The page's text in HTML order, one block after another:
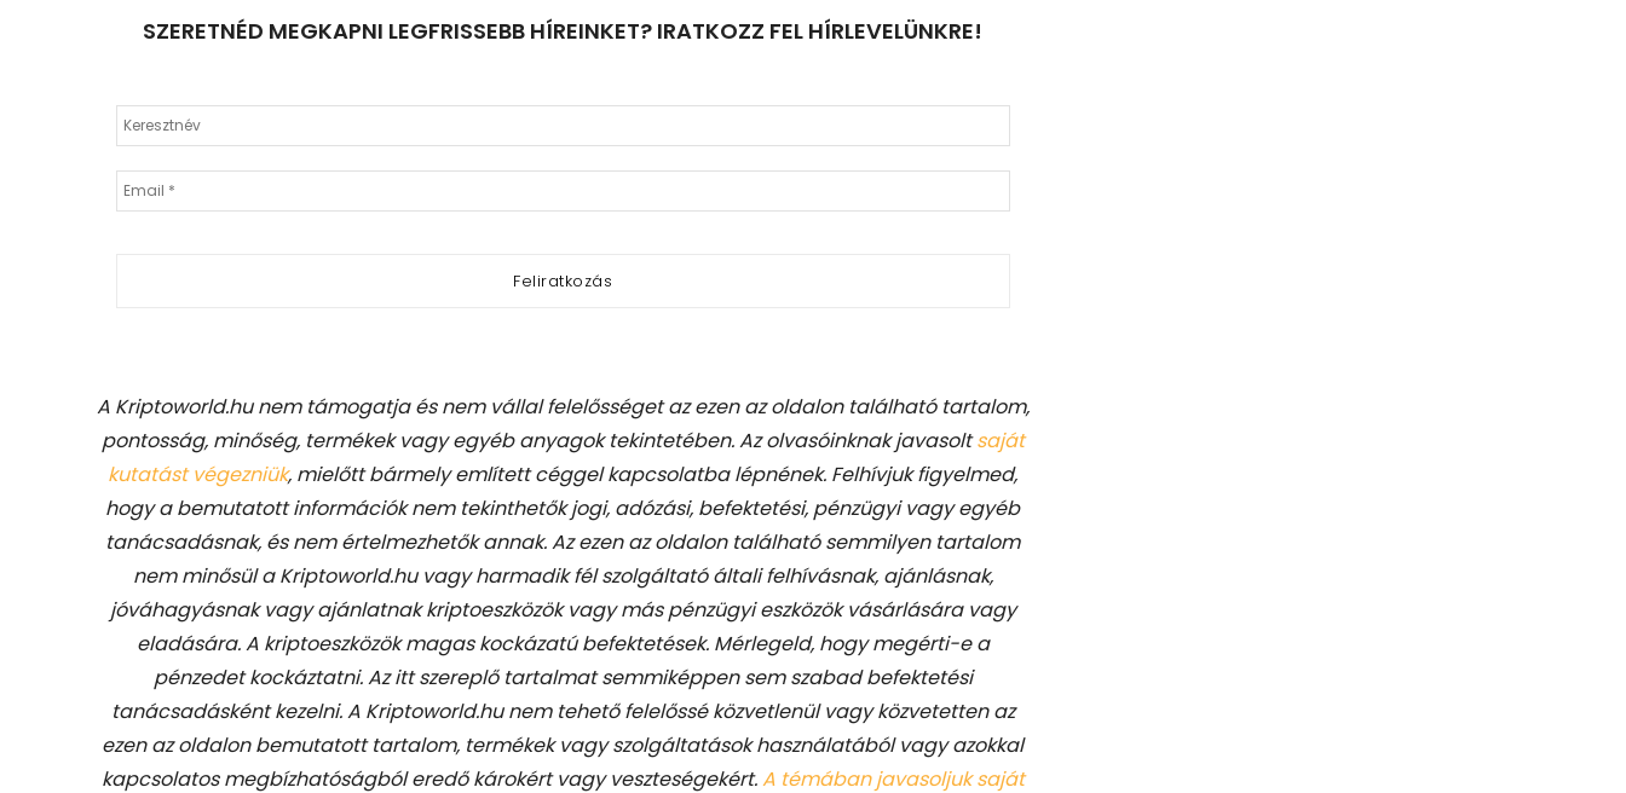
SZERETNÉD MEGKAPNI LEGFRISSEBB HÍREINKET? IRATKOZZ FEL HÍRLEVELÜNKRE!
A Kriptoworld.hu nem támogatja és nem vállal felelősséget az ezen az oldalon található tartalom,
pontosság, minőség, termékek vagy egyéb anyagok tekintetében. Az olvasóinknak javasoltsaját
kutatást végezniük, mielőtt bármely említett céggel kapcsolatba lépnének. Felhívjuk figyelmed,
hogy a bemutatott információk nem tekinthetők jogi, adózási, befektetési, pénzügyi vagy egyéb
tanácsadásnak, és nem értelmezhetők annak. Az ezen az oldalon található semmilyen tartalom
nem minősül a Kriptoworld.hu vagy harmadik fél szolgáltató általi felhívásnak, ajánlásnak,
jóváhagyásnak vagy ajánlatnak kriptoeszközök vagy más pénzügyi eszközök vásárlására vagy
eladására. A kriptoeszközök magas kockázatú befektetések. Mérlegeld, hogy megérti-e a
pénzedet kockáztatni. Az itt szereplő tartalmat semmiképpen sem szabad befektetési
tanácsadásként kezelni. A Kriptoworld.hu nem tehető felelőssé közvetlenül vagy közvetetten az
ezen az oldalon bemutatott tartalom, termékek vagy szolgáltatások használatából vagy azokkal
kapcsolatos megbízhatóságból eredő károkért vagy veszteségekért.A témában javasoljuk saját